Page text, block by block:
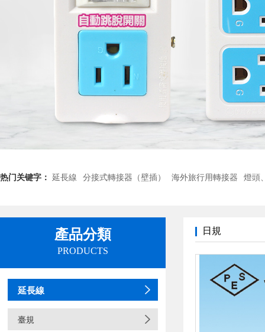
热门关键字： 延長線 分接式轉接器（壁插） 海外旅行用轉接器 燈頭
產品分類
PRODUCTS
延長線
臺規
日規